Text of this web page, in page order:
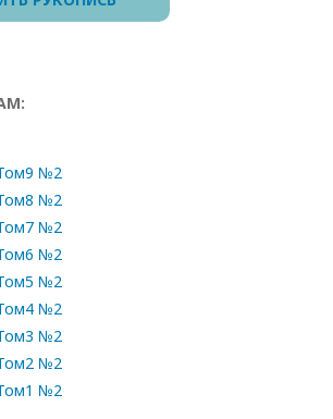
№2
№2
№2
№2
№2
№2
№2
№2
№2